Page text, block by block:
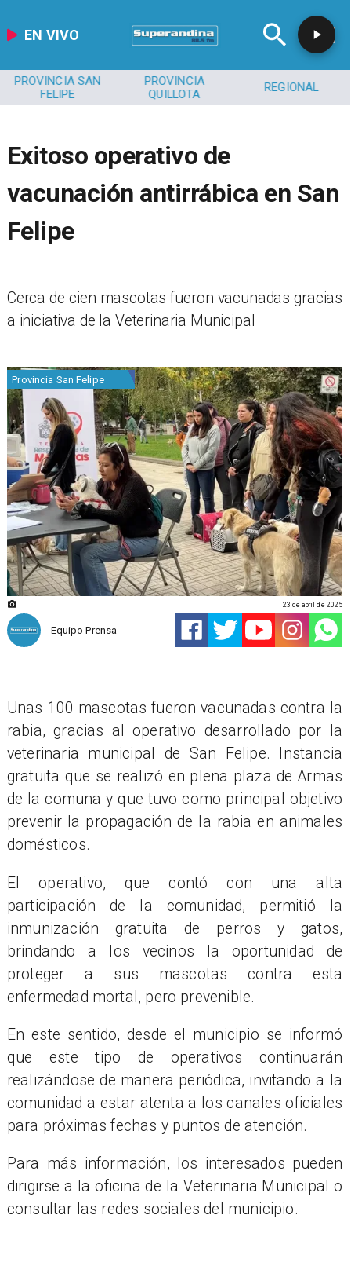
EN VIVO
PROVINCIA SAN
FELIPE
PROVINCIA
QUILLOTA
REGIONAL
Exitoso operativo de
vacunación antirrábica en San
Felipe
​Cerca de cien mascotas fueron vacunadas gracias
a iniciativa de la Veterinaria Municipal
Provincia San Felipe
Equipo Prensa
23 de abril de 2025
Unas 100 mascotas fueron vacunadas contra la
rabia, gracias al operativo desarrollado por la
veterinaria municipal de San Felipe. Instancia
gratuita que se realizó en plena plaza de Armas
de la comuna y que tuvo como principal objetivo
prevenir la propagación de la rabia en animales
domésticos.
El operativo, que contó con una alta
participación de la comunidad, permitió la
inmunización gratuita de perros y gatos,
brindando a los vecinos la oportunidad de
proteger a sus mascotas contra esta
enfermedad mortal, pero prevenible.
En este sentido, desde el municipio se informó
que este tipo de operativos continuarán
realizándose de manera periódica, invitando a la
comunidad a estar atenta a los canales oficiales
para próximas fechas y puntos de atención.
Para más información, los interesados pueden
dirigirse a la oficina de la Veterinaria Municipal o
consultar las redes sociales del municipio.